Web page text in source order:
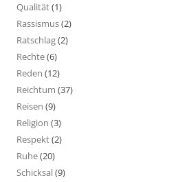
Qualität(1)
Rassismus(2)
Ratschlag(2)
Rechte(6)
Reden (12)
Reichtum (37)
Reisen (9)
Religion (3)
Respekt(2)
Ruhe(20)
Schicksal(9)